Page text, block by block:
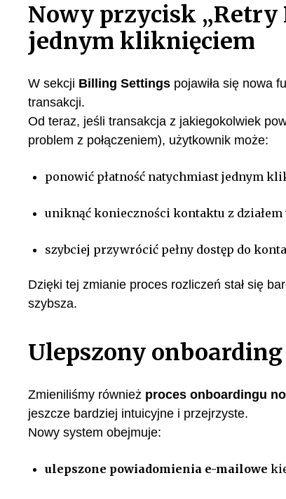
Nowy przycisk „Retry
jednym kliknięciem
W sekcji Billing Settings pojawiła się nowa
transakcji.
Od teraz, jeśli transakcja z jakiegokolwiek
problem z połączeniem), użytkownik może:
ponowić płatność natychmiast jednym
uniknąć konieczności kontaktu z działem
szybciej przywrócić pełny dostęp do
Dzięki tej zmianie proces rozliczeń stał się
szybsza.
Ulepszony
Zmieniliśmy również proces onboardingu
jeszcze bardziej intuicyjne i przejrzyste.
Nowy system obejmuje:
ulepszone powiadomienia e-mailowe